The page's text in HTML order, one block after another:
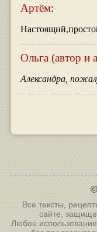
Артём:
Ольга (автор и
Александра,
Все тексты,
сайте,
Любое